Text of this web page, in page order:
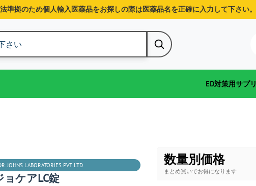
準拠のため個人輸入医薬品をお探しの際は医薬品名を正確に入力して下さい。
ED対策用サプリ
JOHNS LABORATORIES PVT LTD
ョケアLC錠
数量別価格
まとめ買いでお得になります